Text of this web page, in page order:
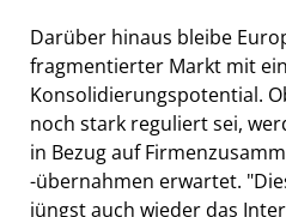
Darüber hinaus bleibe
fragmentierter Markt mit
Konsolidierungspotential.
noch stark reguliert sei,
in Bezug auf
-übernahmen erwartet.
jüngst auch wieder das